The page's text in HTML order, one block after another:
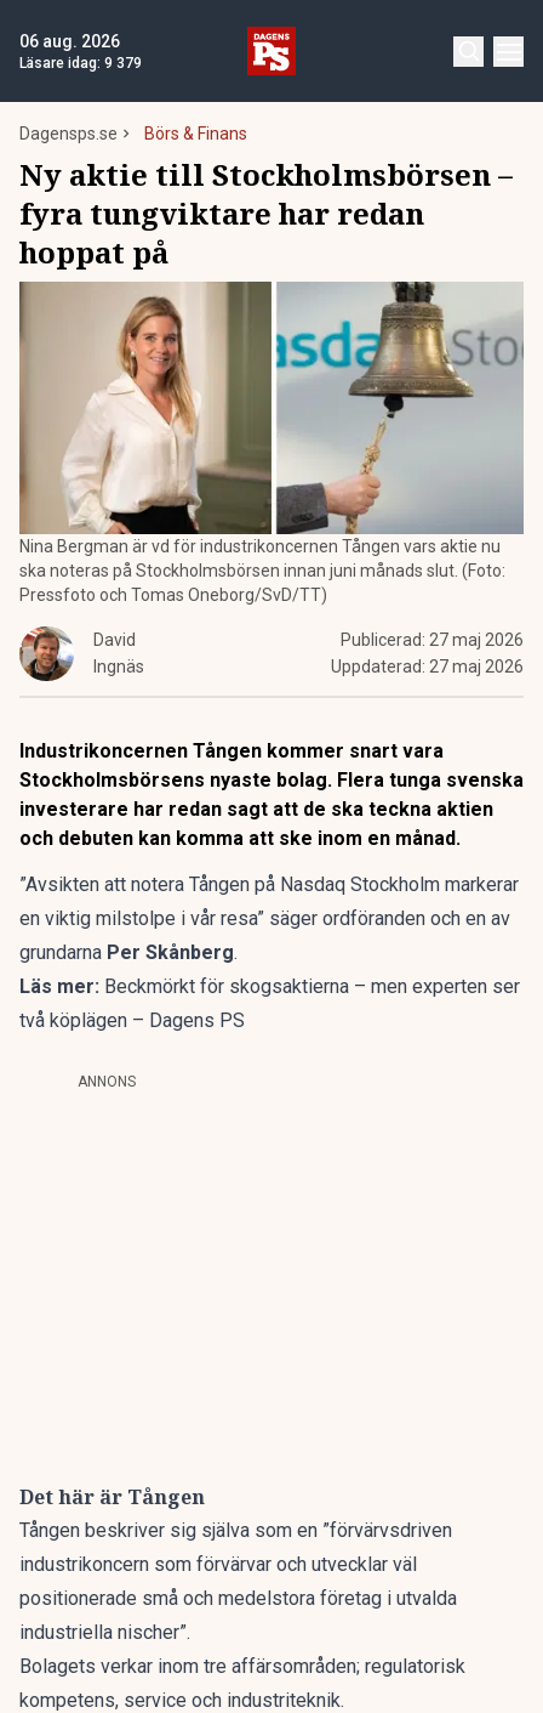
06 aug. 2026
Läsare idag: 9 379
Dagensps.se Börs & Finans
Ny aktie till Stockholmsbörsen –
fyra tungviktare har redan
hoppat på
Nina Bergman är vd för industrikoncernen Tången vars aktie nu
ska noteras på Stockholmsbörsen innan juni månads slut. (Foto:
Pressfoto och Tomas Oneborg/SvD/TT)
David
Ingnäs
Publicerad: 27 maj 2026
Uppdaterad: 27 maj 2026
Industrikoncernen Tången kommer snart vara
Stockholmsbörsens nyaste bolag. Flera tunga svenska
investerare har redan sagt att de ska teckna aktien
och debuten kan komma att ske inom en månad.
”Avsikten att notera Tången på Nasdaq Stockholm markerar
en viktig milstolpe i vår resa” säger ordföranden och en av
grundarna Per Skånberg.
Läs mer: Beckmörkt för skogsaktierna – men experten ser
två köplägen – Dagens PS
ANNONS
Det här är Tången
Tången beskriver sig själva som en ”förvärvsdriven
industrikoncern som förvärvar och utvecklar väl
positionerade små och medelstora företag i utvalda
industriella nischer”.
Bolagets verkar inom tre affärsområden; regulatorisk
kompetens, service och industriteknik.